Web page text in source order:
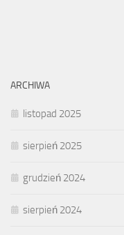
ARCHIWA
listopad 2025
sierpień 2025
grudzień 2024
sierpień 2024